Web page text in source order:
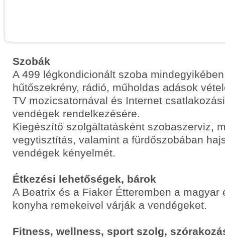
Szobák
A 499 légkondicionált szoba
hűtőszekrény, rádió, műholdas adások
TV mozicsatornával és Internet
vendégek rendelkezésére.
Kiegészítő szolgáltatásként szobaszerviz,
vegytisztítás, valamint a fürdőszobában
vendégek kényelmét.
Étkezési lehetőségek, bárok
A Beatrix és a Fiaker Étteremben a magyar
konyha remekeivel várják a vendégeket.
Fitness, wellness, sport szolg,